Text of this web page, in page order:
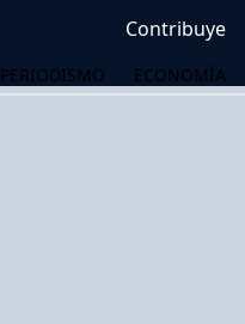
Contribuye
PERIODISMO ECONOMÍA